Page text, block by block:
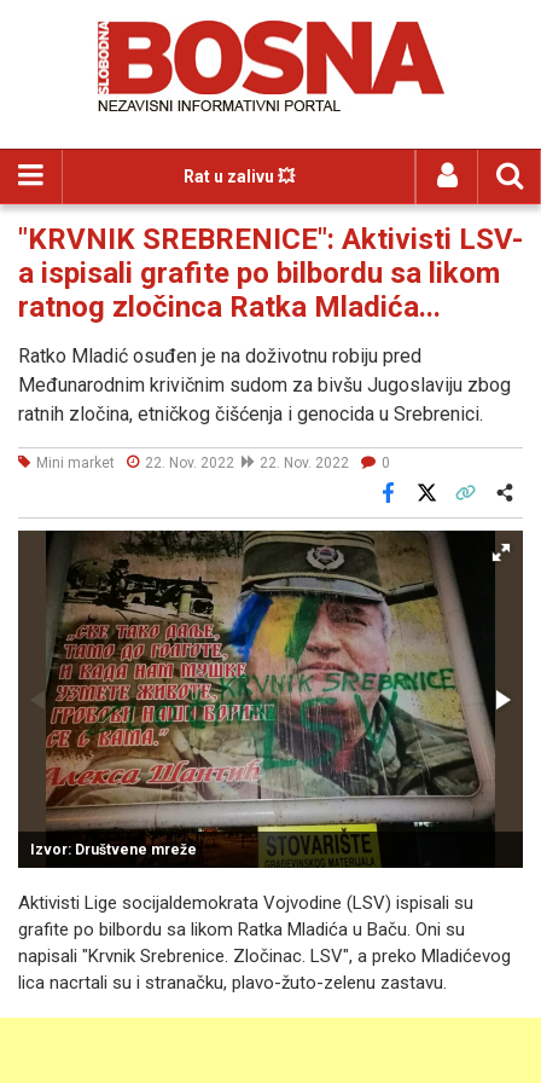
Rat u zalivu 💥
"KRVNIK SREBRENICE": Aktivisti LSV-
a ispisali grafite po bilbordu sa likom
ratnog zločinca Ratka Mladića...
Ratko Mladić osuđen je na doživotnu robiju pred
Međunarodnim krivičnim sudom za bivšu Jugoslaviju zbog
ratnih zločina, etničkog čišćenja i genocida u Srebrenici.
Mini market 22. Nov. 2022 22. Nov. 2022 0
Facebook
Izvor: Društvene mreže
Aktivisti Lige socijaldemokrata Vojvodine (LSV) ispisali su
grafite po bilbordu sa likom Ratka Mladića u Baču. Oni su
napisali "Krvnik Srebrenice. Zločinac. LSV", a preko Mladićevog
lica nacrtali su i stranačku, plavo-žuto-zelenu zastavu.